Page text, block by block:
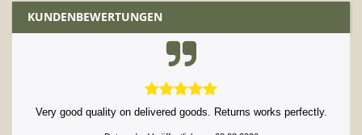
KUNDENBEWERTUNGEN
Very good quality on delivered goods. Returns works perfectly.